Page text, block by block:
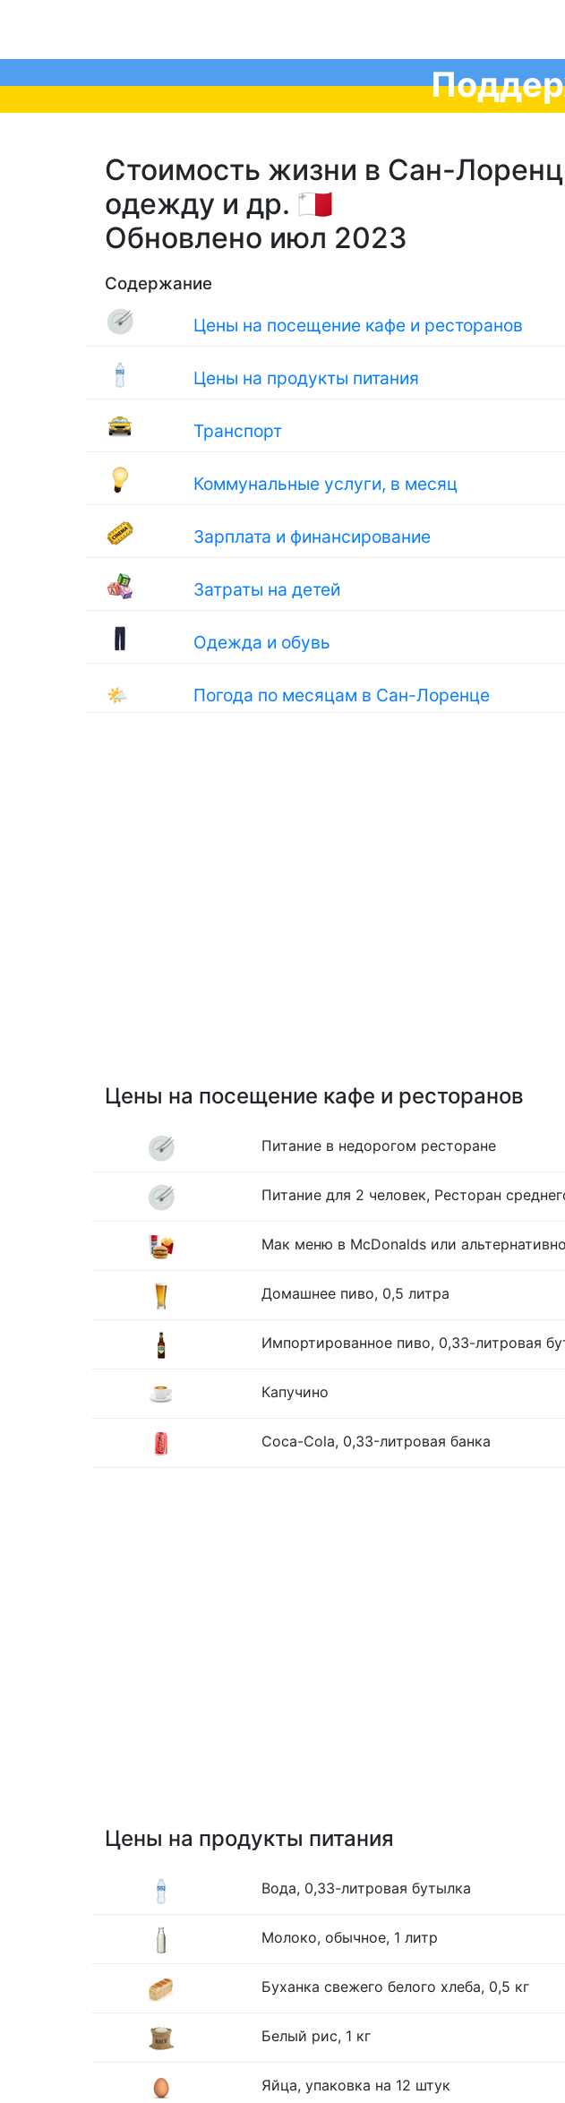
Стоимость жизни в Сан-
одежду и др. 🇲🇹
Обновлено июл 2023
Содержание
Цены на посещение кафе и ресторанов
Цены на продукты питания
Транспорт
Коммунальные услуги, в месяц
Зарплата и финансирование
Затраты на детей
Одежда и обувь
🌤 Погода по месяцам в Сан-Лоренце
Цены на посещение кафе и ресторанов
Питание в недорогом ресторане
Питание для 2 человек, Ресторан
Мак меню в McDonalds или
Домашнее пиво, 0,5 литра
Импортированное пиво, 0,33-литровая
Капучино
Coca-Cola, 0,33-литровая банка
Цены на продукты питания
Вода, 0,33-литровая бутылка
Молоко, обычное, 1 литр
Буханка свежего белого хлеба, 0,5 кг
Белый рис, 1 кг
Яйца, упаковка на 12 штук